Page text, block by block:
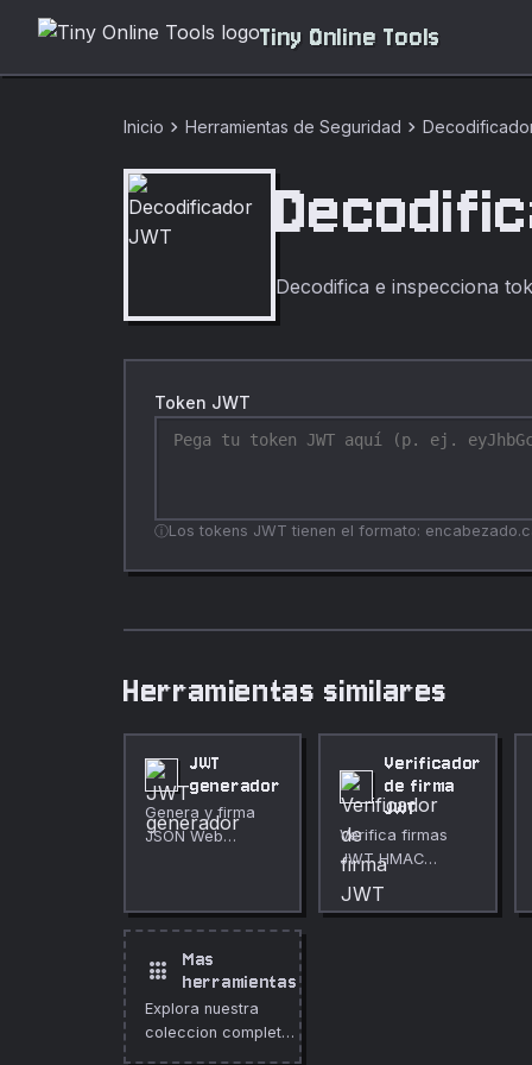
Tiny Online Tools
Inicio chevron_right Herramientas de Seguridad chevron_right
Decodifica e inspecciona
Token JWT
Los tokens JWT tienen el formato:
Herramientas similares
JWT
generador
Genera y firma
JSON Web
decodifica
cualquier JWT.
Verificador
de firma
JWT
Verifica firmas
JWT HMAC
localmente en el
navegador.
apps
Mas
herramientas
Explora nuestra
coleccion completa